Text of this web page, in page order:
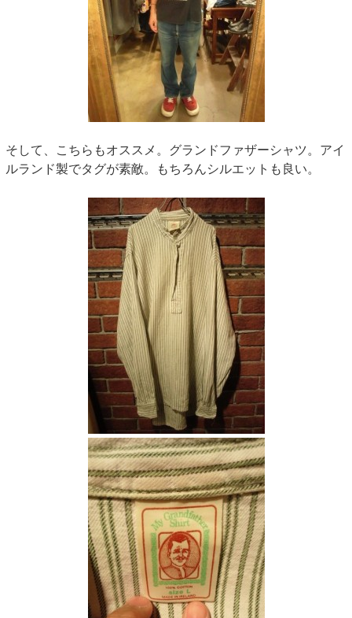
そして、こちらもオススメ。グランドファザーシャツ。アイ
ルランド製でタグが素敵。もちろんシルエットも良い。